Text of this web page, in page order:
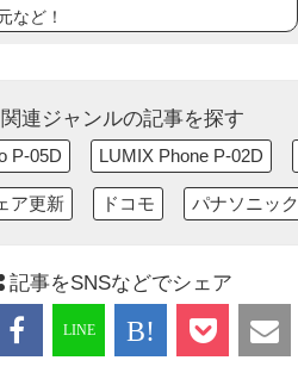
など！
関連ジャンルの記事を探す
P-05D LUMIX Phone P-02D
ア更新 ドコモ パナソニック
記事をSNSなどでシェア